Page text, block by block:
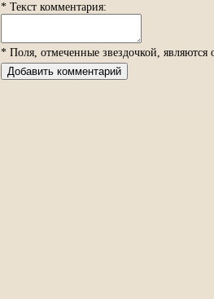
* Текст комментария:
* Поля, отмеченные звездочкой, являются